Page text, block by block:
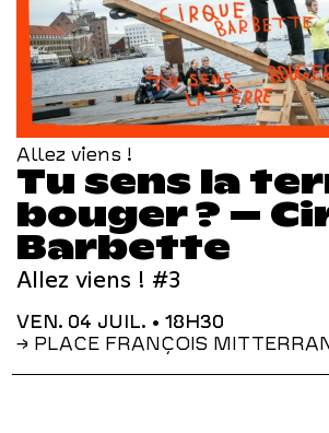
Allez viens !
Tu sens la
bouger ? –
Barbette
Allez viens ! #3
VEN. 04 JUIL. • 18H30
→ PLACE FRANÇOIS